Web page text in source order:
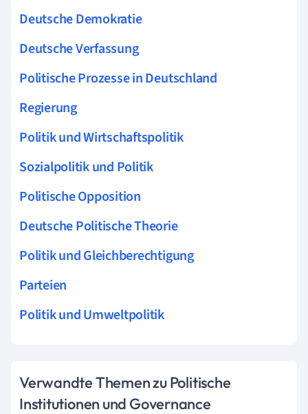
Deutsche Demokratie
Deutsche Verfassung
Politische Prozesse in Deutschland
Regierung
Politik und Wirtschaftspolitik
Sozialpolitik und Politik
Politische Opposition
Deutsche Politische Theorie
Politik und Gleichberechtigung
Parteien
Politik und Umweltpolitik
Verwandte Themen zu Politische
Institutionen und Governance